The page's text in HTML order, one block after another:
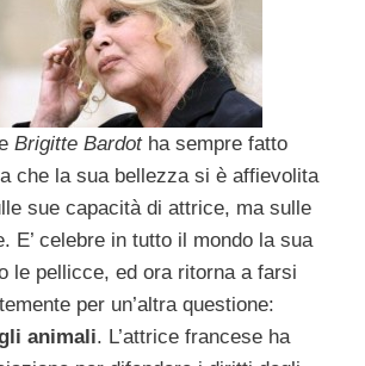
Brigitte Bardotha sempre fatto
che la sua bellezza si è affievolita
sue capacità di attrice, ma sulle
E’ celebre in tutto il mondo la sua
le pellicce, ed ora ritorna a farsi
per un’altra questione:
animali. L’attrice francese ha